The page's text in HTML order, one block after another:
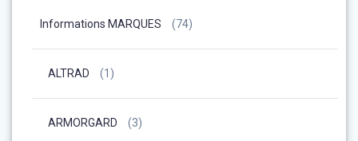
Informations MARQUES (74)
ALTRAD (1)
ARMORGARD (3)